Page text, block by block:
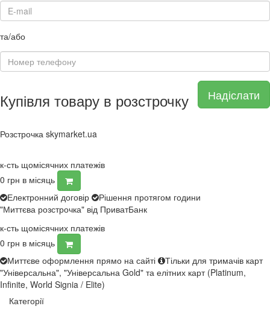
та/або
Надіслати
Купівля товару в розстрочку
Розстрочка skymarket.ua
к-сть щомісячних платежів
0 грн в місяць
Електронний договір
Рішення протягом години
"Миттєва розстрочка" від ПриватБанк
к-сть щомісячних платежів
0 грн в місяць
Миттєве оформлення прямо на сайті
Тільки для тримачів карт
"Універсальна", "Універсальна Gold" та елітних карт (Platinum,
Infinite, World Signia / Elite)
Категорії